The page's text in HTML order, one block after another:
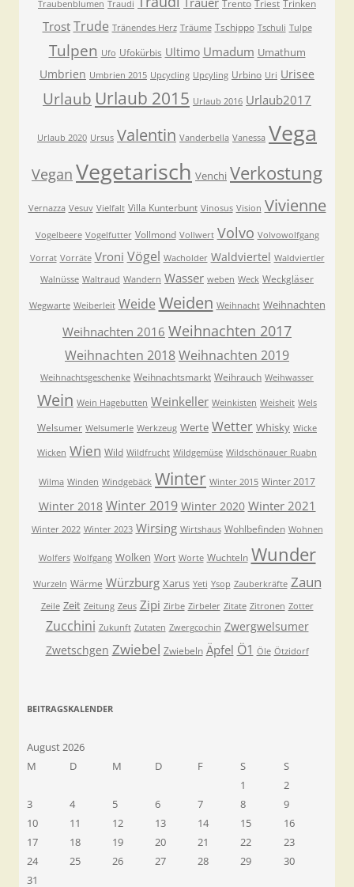
Traubenblumen Traudi Trento Triest Trinken
Trost Trude Tränendes Herz Träume Tschippo Tschuli Tulpe
Tulpen Ufo Ufokürbis Ultimo Umadum Umathum
Umbrien Umbrien 2015 Upcycling Upcyling Urbino Uri Urisee
Urlaub Urlaub 2015 Urlaub 2016 Urlaub2017
Urlaub 2020 Ursus Valentin Vanderbella Vanessa Vega
Vegan Vegetarisch Venchi Verkostung
Vernazza Vesuv Vielfalt Villa Kunterbunt Vinosus Vision Vivienne
Vogelbeere Vogelfutter Vollmond Vollwert Volvo Volvowolfgang
Vorrat Vorräte Vroni Vögel Wacholder Waldviertel Waldviertler
Walnüsse Waltraud Wandern Wasser weben Weck Weckgläser
Wegwarte Weiberleit Weide Weiden Weihnacht Weihnachten
Weihnachten 2016 Weihnachten 2017
Weihnachten 2018Weihnachten 2019
Weihnachtsgeschenke Weihnachtsmarkt Weihrauch Weihwasser
Wein Wein Hagebutten Weinkeller Weinkisten Weisheit Wels
Welsumer Welsumerle Werkzeug Werte Wetter Whisky Wicke
Wicken Wien Wild Wildfrucht Wildgemüse Wildschönauer Ruabn
Wilma Winden Windgebäck Winter Winter 2015 Winter 2017
Winter 2018 Winter 2019 Winter 2020 Winter 2021
Winter 2022 Winter 2023 Wirsing Wirtshaus Wohlbefinden Wohnen
Wolfers Wolfgang Wolken Wort Worte Wuchteln Wunder
Wurzeln Wärme Würzburg Xarus Yeti Ysop Zauberkräfte Zaun
Zeile Zeit Zeitung Zeus Zipi Zirbe Zirbeler Zitate Zitronen Zotter
Zucchini Zukunft Zutaten Zwergcochin Zwergwelsumer
Zwetschgen Zwiebel Zwiebeln Äpfel Ö1 Öle Ötzidorf
BEITRAGSKALENDER
August 2026
M
D M D F S
S
1
2
3
4 5 6 7 8
9
10
11 12 13 14 15
16
17
18 19 20 21 22
23
24
25 26 27 28 29
30
31